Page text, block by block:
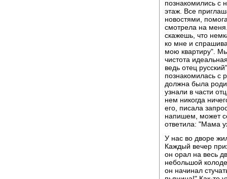
познакомились с
этаж. Все
новостями,
смотрела на
скажешь, что
ко мне и
мою квартиру".
чистота
ведь отец
познакомилась с
должна была
узнали в части
нем никогда
его, писала
напишем, может
ответила: "Мама
У нас во дворе
Каждый вечер
он орал на весь
небольшой
он начинал